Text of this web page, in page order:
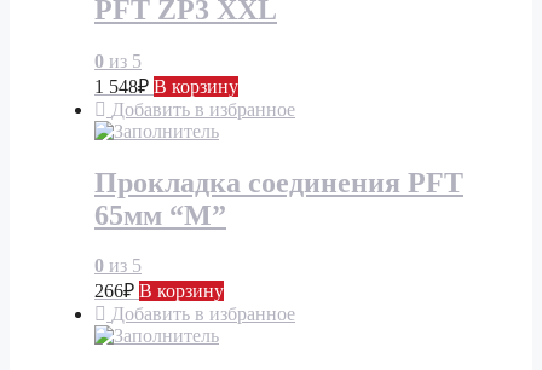
PFT ZP3 XXL
0 из 5
1 548₽ В корзину
Добавить в избранное
Прокладка соединения PFT
65мм “М”
0 из 5
266₽ В корзину
Добавить в избранное